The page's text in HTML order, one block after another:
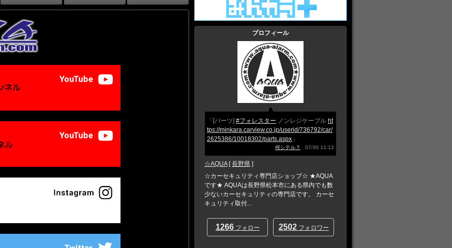
プロフィール
「[パーツ] #フォレスター ノンレジケーブル ht
tps://minkara.carview.co.jp/userid/736792/car/
2625386/10018302/parts.aspx 」
何シテル？ 07/30 11:12
☆AQUA[長野県 ]
☆カーセキュリティ専門店ショップ☆ ★AQUA
です★ AQUAは長野県松本市にある県内でも数
少ないカーセキュリティの専門店です。 カーセ
キュリティ取付...
1266フォロー 2502フォロワー